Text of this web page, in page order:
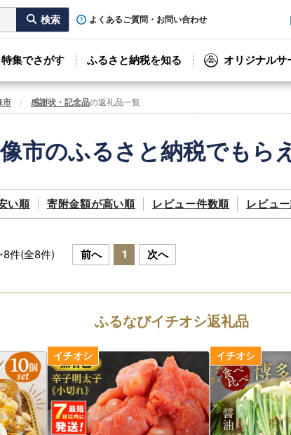
よくあるご質問・お問い合わせ
特集でさがす ふるさと納税を知る オリジナルサ
市 感謝状・記念品の返礼品一覧
市のふるさと納税でもら
い順 寄附金額が高い順 レビュー件数順 レビュ
8件(全8件) 前へ 1 次へ
ふるなびイチオシ返礼品